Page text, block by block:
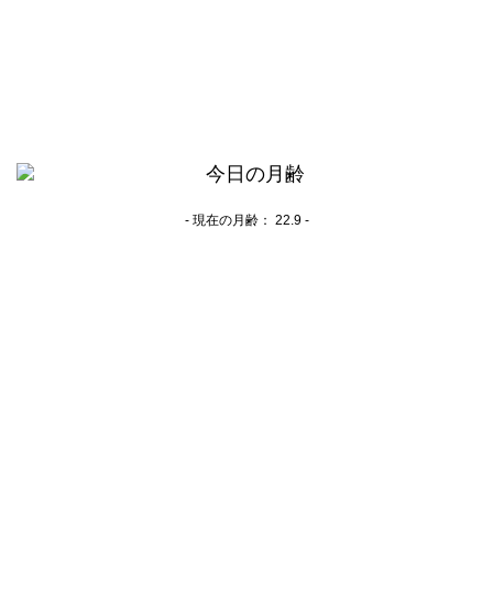
- 現在の月齢： 22.9 -